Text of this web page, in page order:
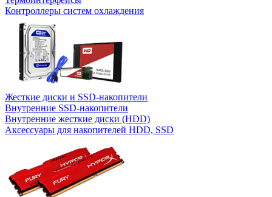
Контроллеры систем охлаждения
Жесткие диски и SSD-накопители
Внутренние SSD-накопители
Внутренние жесткие диски (HDD)
Аксессуары для накопителей HDD, SSD